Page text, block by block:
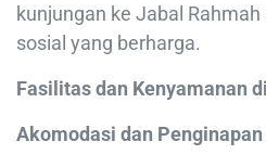
kunjungan ke Jabal
sosial yang berharga.
Fasilitas dan Kenyamanan
Akomodasi dan Penginapan